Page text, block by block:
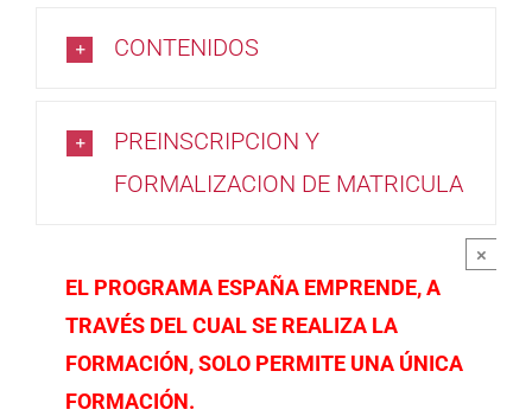
CONTENIDOS
PREINSCRIPCION Y
FORMALIZACION DE MATRICULA
EL PROGRAMA ESPAÑA EMPRENDE, A
TRAVÉS DEL CUAL SE REALIZA LA
FORMACIÓN, SOLO PERMITE UNA ÚNICA
FORMACIÓN.
×